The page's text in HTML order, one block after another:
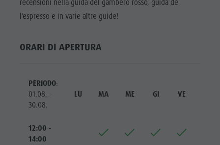
recensioni nella guida del gambero rosso, guida de
l’espresso e in varie altre guide!
ORARI DI APERTURA
PERIODO:
01.08. -
30.08.
LU MA ME GI VE
12:00 -
14:00